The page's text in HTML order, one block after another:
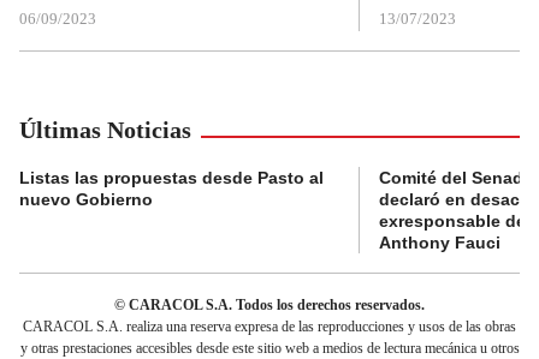
06/09/2023 13/07/2023
Últimas Noticias
Listas las propuestas desde Pasto al
nuevo Gobierno
Comité del Senado
declaró en
exresponsable de
Anthony Fauci
© CARACOL S.A. Todos los derechos reservados.
CARACOL S.A. realiza una reserva expresa de las reproducciones y usos de las obras
y otras prestaciones accesibles desde este sitio web a medios de lectura mecánica u otros